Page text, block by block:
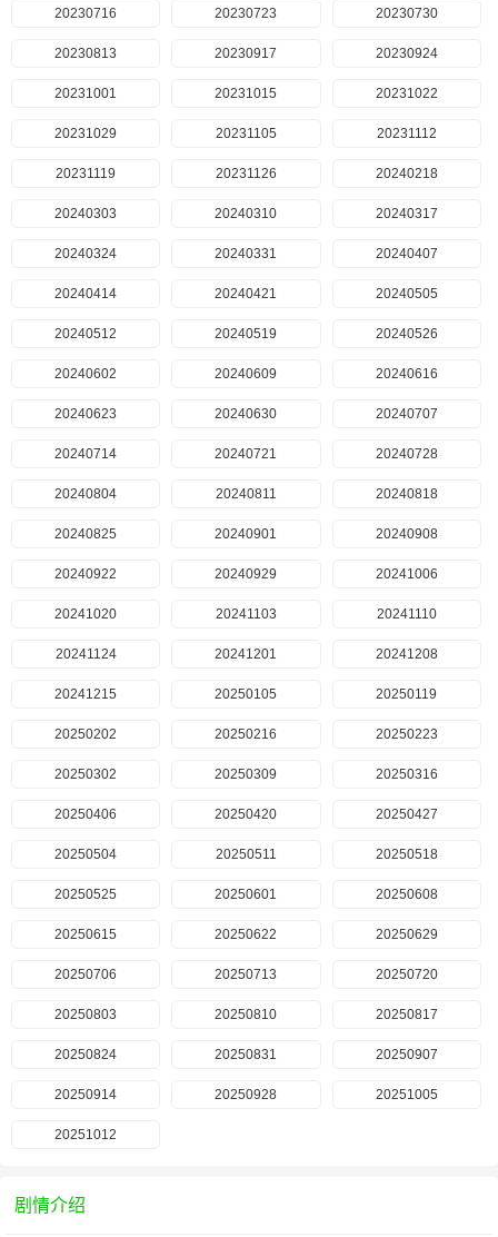
20230716 20230723 20230730
20230813 20230917 20230924
20231001 20231015 20231022
20231029 20231105 20231112
20231119 20231126 20240218
20240303 20240310 20240317
20240324 20240331 20240407
20240414 20240421 20240505
20240512 20240519 20240526
20240602 20240609 20240616
20240623 20240630 20240707
20240714 20240721 20240728
20240804 20240811 20240818
20240825 20240901 20240908
20240922 20240929 20241006
20241020 20241103 20241110
20241124 20241201 20241208
20241215 20250105 20250119
20250202 20250216 20250223
20250302 20250309 20250316
20250406 20250420 20250427
20250504 20250511 20250518
20250525 20250601 20250608
20250615 20250622 20250629
20250706 20250713 20250720
20250803 20250810 20250817
20250824 20250831 20250907
20250914 20250928 20251005
20251012
剧情介绍